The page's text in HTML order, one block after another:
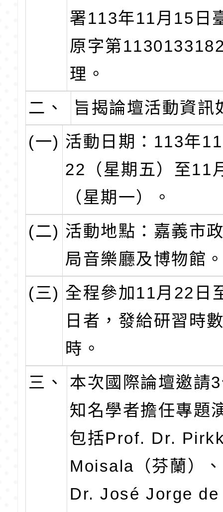
署113年11月15日
原字第
理。
二、
旨揭論壇活動資訊
(一) 活動日期：113年
22（星期五）至11
（星期一）。
(二) 活動地點：嘉義市
局音樂廳及博物館
(三) 全程參加11月22日
日者，發給研習時
時。
三、
本次國際論壇邀請
知名學者擔任專題
包括Prof. Dr.
Moisala（芬蘭）
Dr. José Jorge de